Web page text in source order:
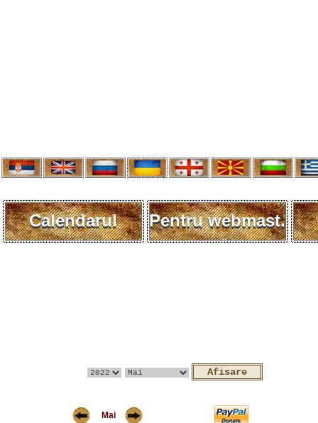
Calendarul Pentru webmast.
Mai